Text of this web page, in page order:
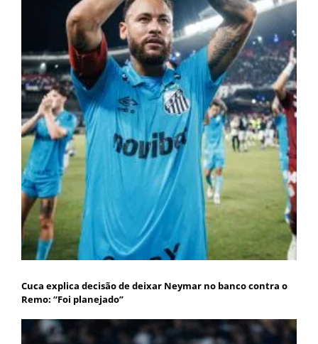
Cuca explica decisão de deixar Neymar no banco contra o
Remo: “Foi planejado”